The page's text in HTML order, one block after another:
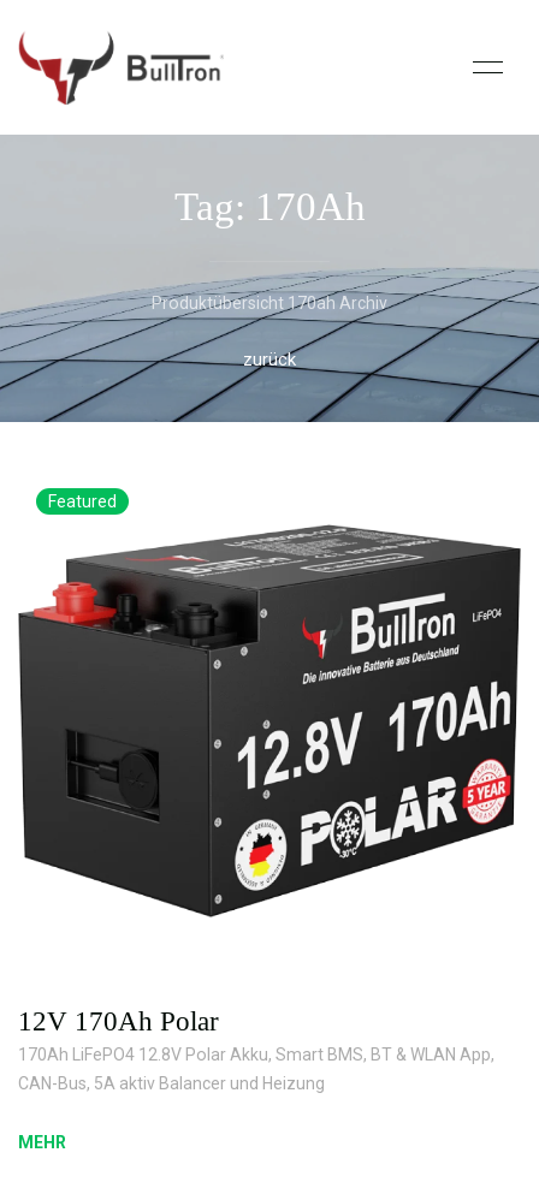
Tag: 170Ah
Produktübersicht 170ah Archiv
zurück
Featured
12V 170Ah Polar
170Ah LiFePO4 12.8V Polar Akku, Smart BMS, BT & WLAN App,
CAN-Bus, 5A aktiv Balancer und Heizung
MEHR